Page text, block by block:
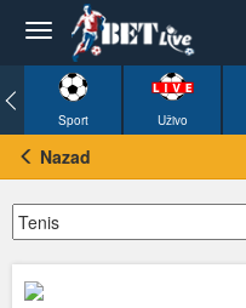
Sport Uživo
Nazad